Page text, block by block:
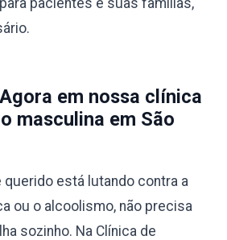
em nossa clínica
masculina em São
querido está lutando contra a
ou o alcoolismo, não precisa
sozinho. Na Clínica de